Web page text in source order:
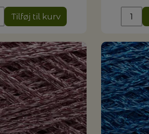
Tilføj til kurv